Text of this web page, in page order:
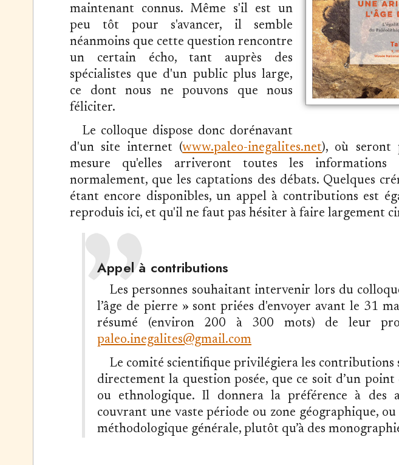
maintenant connus. Même s'il est un
peu tôt pour s'avancer, il semble
néanmoins que cette question rencontre
un certain écho, tant auprès des
spécialistes que d'un public plus large,
ce dont nous ne pouvons que nous
féliciter.
Le colloque dispose donc dorénavant
d'un site internet (www.paleo-inegalites.net), où seront
mesure qu'elles arriveront toutes les informations
normalement, que les captations des débats. Quelques
étant encore disponibles, un appel à contributions est
reproduis ici, et qu'il ne faut pas hésiter à faire largement
Appel à contributions
Les personnes souhaitant intervenir lors du
l’âge de pierre » sont priées d'envoyer avant le 31
résumé (environ 200 à 300 mots) de leur
paleo.inegalites@gmail.com
​Le comité scientifique privilégiera les contributions
directement la question posée, que ce soit d’un
ou ethnologique. Il donnera la préférence à des
couvrant une vaste période ou zone géographique,
méthodologique générale, plutôt qu’à des